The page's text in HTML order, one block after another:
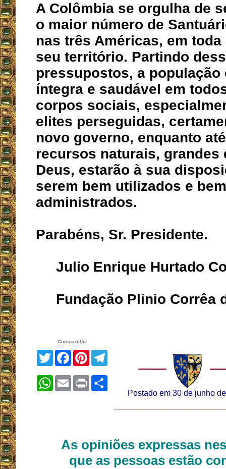
A Colômbia se orgulha de
o maior número de
nas três Américas, em toda
seu território. Partindo
pressupostos, a população
íntegra e saudável em
corpos sociais,
elites perseguidas,
novo governo, enquanto
recursos naturais, grandes
Deus, estarão à sua
serem bem utilizados e bem
administrados.
Parabéns, Sr. Presidente.
Julio Enrique Hurtado
Fundação Plinio Corrêa
Compartilhe
TwitterFacebook
Pinterest
WhatsApp
EmailPrint
Postado em 30 de junho
As opiniões expressas
que as pessoas estão